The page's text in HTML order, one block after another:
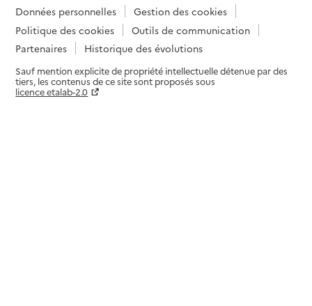
Données personnelles
Gestion des cookies
Politique des cookies
Outils de communication
Partenaires
Historique des évolutions
Sauf mention explicite de propriété intellectuelle détenue par des
tiers, les contenus de ce site sont proposés sous
licence etalab-2.0